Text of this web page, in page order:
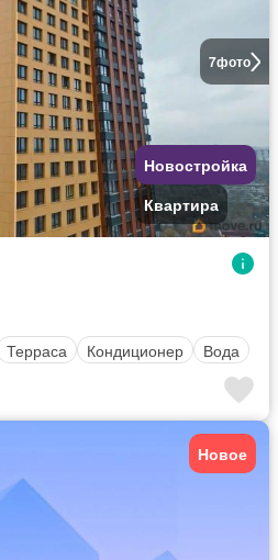
7фото
Новостройка
Квартира
Терраса Кондиционер Вода
Новое